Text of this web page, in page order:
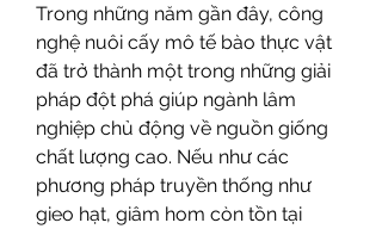
Trong những năm gần đây, công
nghệ nuôi cấy mô tế bào thực vật
đã trở thành một trong những giải
pháp đột phá giúp ngành lâm
nghiệp chủ động về nguồn giống
chất lượng cao. Nếu như các
phương pháp truyền thống như
gieo hạt, giâm hom còn tồn tại